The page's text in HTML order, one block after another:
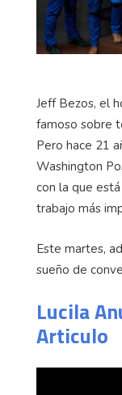
Jeff Bezos, el
famoso sobre
Pero hace 21
Washington
con la que
trabajo más
Este martes,
sueño de
Lucila
Articulo